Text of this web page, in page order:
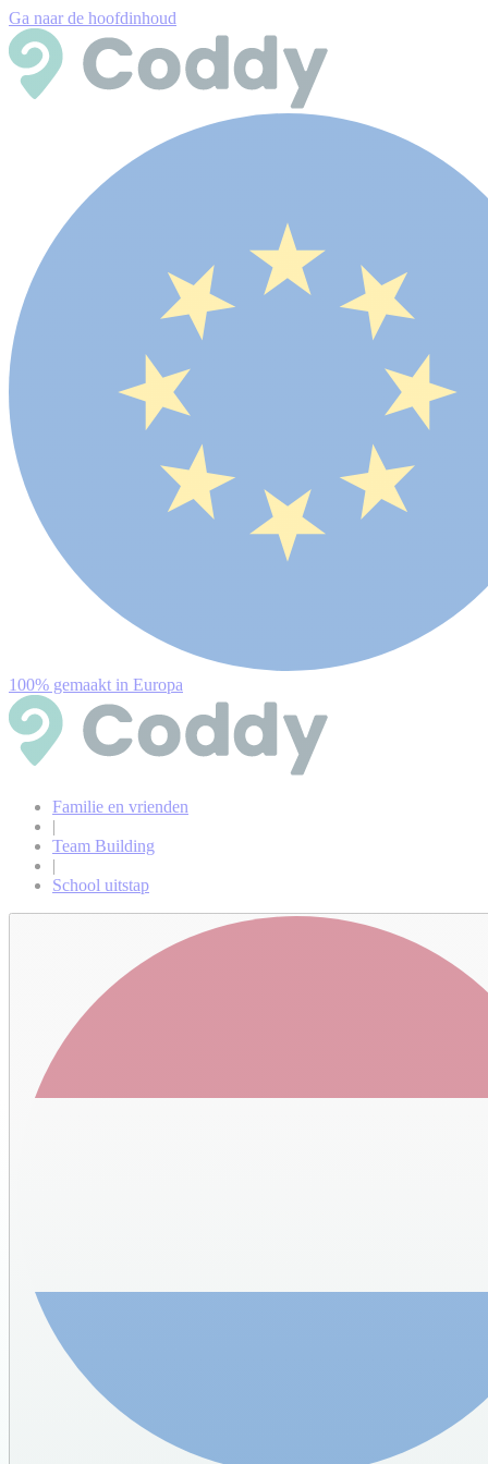
Ga naar de hoofdinhoud
100% gemaakt in Europa
Familie en vrienden
|
Team Building
|
School uitstap